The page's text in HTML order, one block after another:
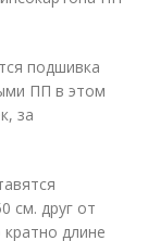
подшивка
ПП в этом
за
см. друг от
длине